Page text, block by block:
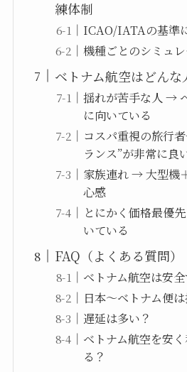
練体制
ICAO/IATAの基準
機種ごとのシミュ
ベトナム航空はどんな
揺れが苦手な人 →
に向いている
コスパ重視の旅行
ランス”が非常に良
家族連れ → 大型機
心感
とにかく価格最優
いている
FAQ（よくある質問）
ベトナム航空は安
日本〜ベトナム便
遅延は多い？
ベトナム航空を安
る？